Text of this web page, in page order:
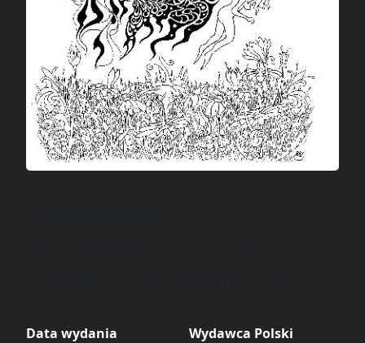
Data wydania
Wydawca Polski